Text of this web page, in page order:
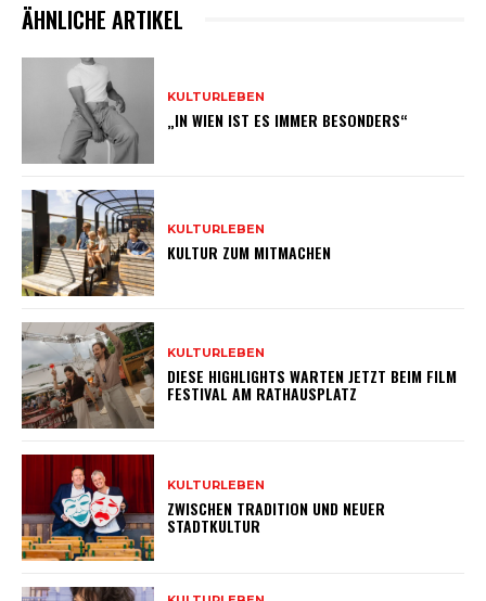
ÄHNLICHE ARTIKEL
KULTURLEBEN
„IN WIEN IST ES IMMER BESONDERS“
KULTURLEBEN
KULTUR ZUM MITMACHEN
KULTURLEBEN
DIESE HIGHLIGHTS WARTEN JETZT BEIM FILM
FESTIVAL AM RATHAUSPLATZ
KULTURLEBEN
ZWISCHEN TRADITION UND NEUER
STADTKULTUR